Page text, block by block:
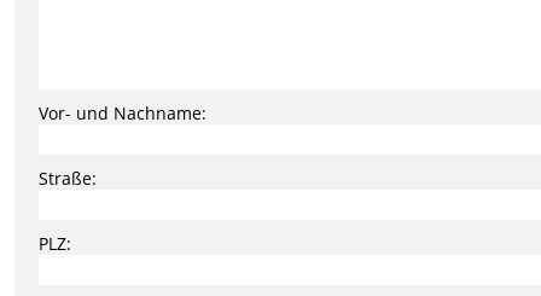
Vor- und Nachname:
Straße:
PLZ: